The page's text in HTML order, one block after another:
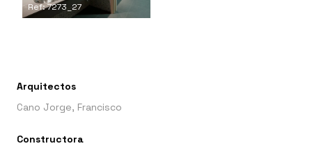
Ref: 7273_27
Arquitectos
Cano Jorge, Francisco
Constructora